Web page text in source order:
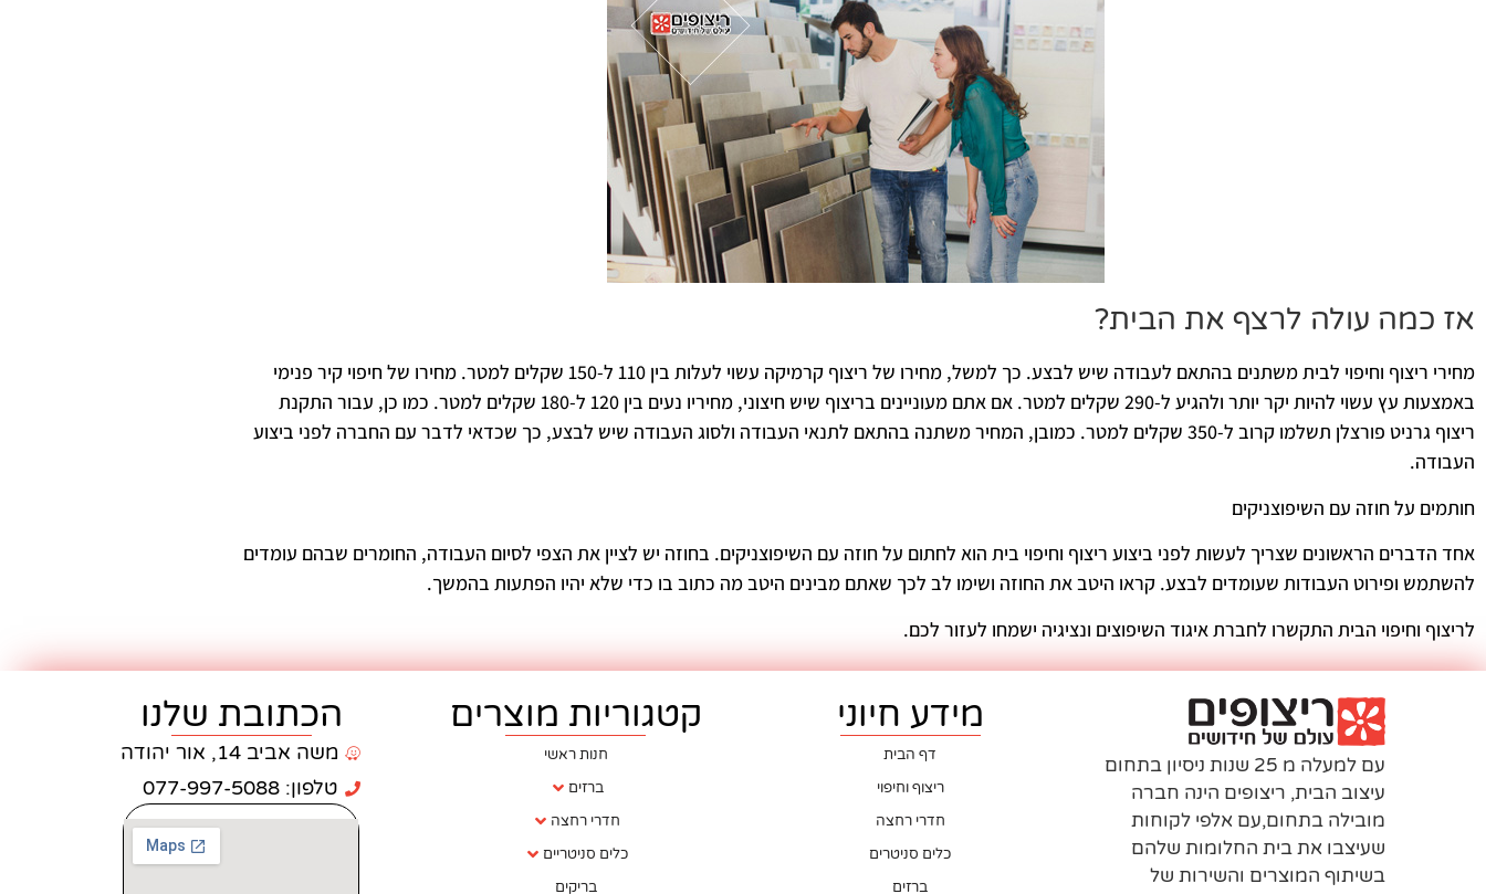
אז כמה עולה לרצף את הבית?
מחירי ריצוף וחיפוי לבית משתנים בהתאם לעבודה שיש לבצע. כך למשל, מחירו של ריצוף קרמיקה עשוי לעלות בין 110 ל-150 שקלים למטר. מחירו של חיפוי קיר פנימי
באמצעות עץ עשוי להיות יקר יותר ולהגיע ל-290 שקלים למטר. אם אתם מעוניינים בריצוף שיש חיצוני, מחיריו נעים בין 120 ל-180 שקלים למטר. כמו כן, עבור התקנת
ריצוף גרניט פורצלן תשלמו קרוב ל-350 שקלים למטר. כמובן, המחיר משתנה בהתאם לתנאי העבודה ולסוג העבודה שיש לבצע, כך שכדאי לדבר עם החברה לפני ביצוע
העבודה.
חותמים על חוזה עם השיפוצניקים
אחד הדברים הראשונים שצריך לעשות לפני ביצוע ריצוף וחיפוי בית הוא לחתום על חוזה עם השיפוצניקים. בחוזה יש לציין את הצפי לסיום העבודה, החומרים שבהם עומדים
להשתמש ופירוט העבודות שעומדים לבצע. קראו היטב את החוזה ושימו לב לכך שאתם מבינים היטב מה כתוב בו כדי שלא יהיו הפתעות בהמשך.
לריצוף וחיפוי הבית התקשרו לחברת איגוד השיפוצים ונציגיה ישמחו לעזור לכם.
עם למעלה מ 25 שנות ניסיון בתחום
עיצוב הבית, ריצופים הינה חברה
מובילה בתחום,עם אלפי לקוחות
שעיצבו את בית החלומות שלהם
בשיתוף המוצרים והשירות של
מידע חיוני
דף הבית
ריצוף וחיפוי
חדרי רחצה
כלים סניטרים
ברזים
קטגוריות מוצרים
חנות ראשי
ברזים
חדרי רחצה
כלים סניטריים
בריקים
הכתובת שלנו
משה אביב 14, אור יהודה
טלפון: 077-997-5088